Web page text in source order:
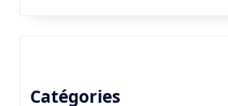
Catégories